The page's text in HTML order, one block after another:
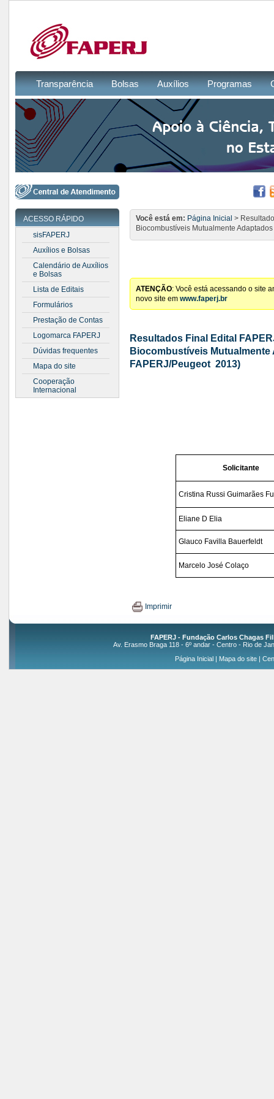
Transparência Bolsas Auxílios Programas
ACESSO RÁPIDO
sisFAPERJ
Auxílios e Bolsas
Calendário de Auxílios
e Bolsas
Lista de Editais
Formulários
Prestação de Contas
Logomarca FAPERJ
Dúvidas frequentes
Mapa do site
Cooperação
Internacional
Você está em: Página Inicial >
Biocombustíveis Mutualmente
ATENÇÃO: Você está acessando o site
novo site em www.faperj.br
Resultados Final Edital
Biocombustíveis Mutualmente
FAPERJ/Peugeot  2013)
Solicitante
Cristina Russi Guimarães
Eliane D Elia
Glauco Favilla Bauerfeldt
Marcelo José Colaço
Imprimir
FAPERJ - Fundação Carlos Chagas
Av. Erasmo Braga 118 - 6º andar - Centro - Rio de
Página Inicial
Mapa do site|